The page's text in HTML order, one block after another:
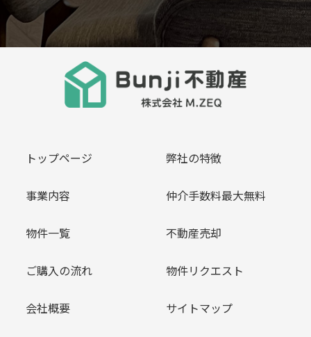
トップページ 弊社の特徴
事業内容 仲介手数料最大無料
物件一覧 不動産売却
ご購入の流れ 物件リクエスト
会社概要 サイトマップ